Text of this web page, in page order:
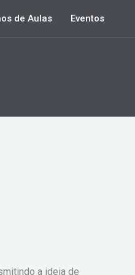
de Aulas Eventos
a ideia de